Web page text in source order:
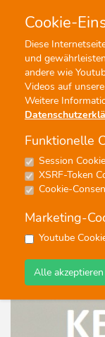
Cookie-
Diese
und
andere wie
Videos auf
Weitere
Funktionelle
Session Cookie
XSRF-Token
Cookie-
Marketing-
Youtube
Alle akzeptieren
Menü
Noten
079
#Blasorchester